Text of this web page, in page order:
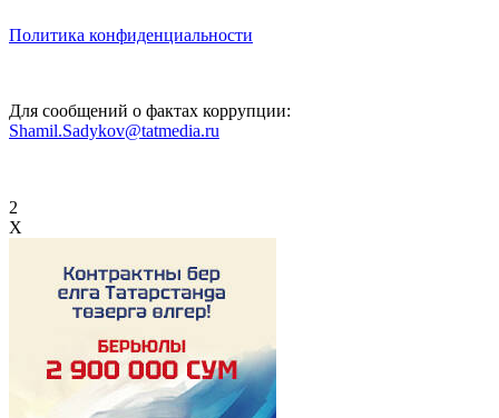
Политика конфиденциальности
Для сообщений о фактах коррупции:
Shamil.Sadykov@tatmedia.ru
2
X